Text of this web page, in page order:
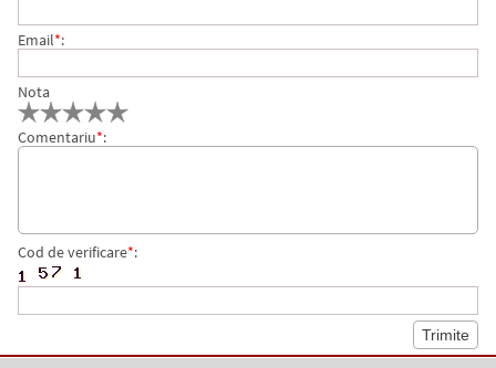
Email*:
Nota
Comentariu*:
Cod de verificare*: